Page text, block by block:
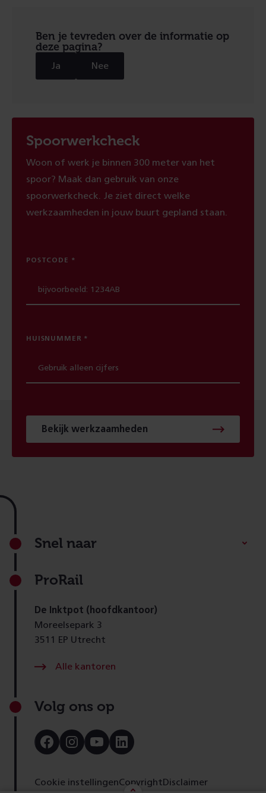
Ben je tevreden over de informatie op
deze pagina?
Ja Nee
Spoorwerkcheck
Woon of werk je binnen 300 meter van het
spoor? Maak dan gebruik van onze
spoorwerkcheck. Je ziet direct welke
werkzaamheden in jouw buurt gepland staan.
POSTCODE
HUISNUMMER
Bekijk werkzaamheden
Footer
Snel naar
ProRail
De Inktpot (hoofdkantoor)
Moreelsepark 3
3511 EP Utrecht
Alle kantoren
Volg ons op
Bezoek
onze
Bezoek
onze
Bezoek
onze
Bezoek
onze
Cookie instellingenCopyright Disclaimer